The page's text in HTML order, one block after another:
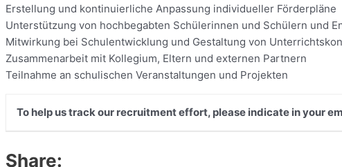
Erstellung und kontinuierliche Anpassung individueller Förderpläne
Unterstützung von hochbegabten Schülerinnen und Schülern und
Mitwirkung bei Schulentwicklung und Gestaltung von
Zusammenarbeit mit Kollegium, Eltern und externen Partnern
Teilnahme an schulischen Veranstaltungen und Projekten
To help us track our recruitment effort, please indicate in your
Share: